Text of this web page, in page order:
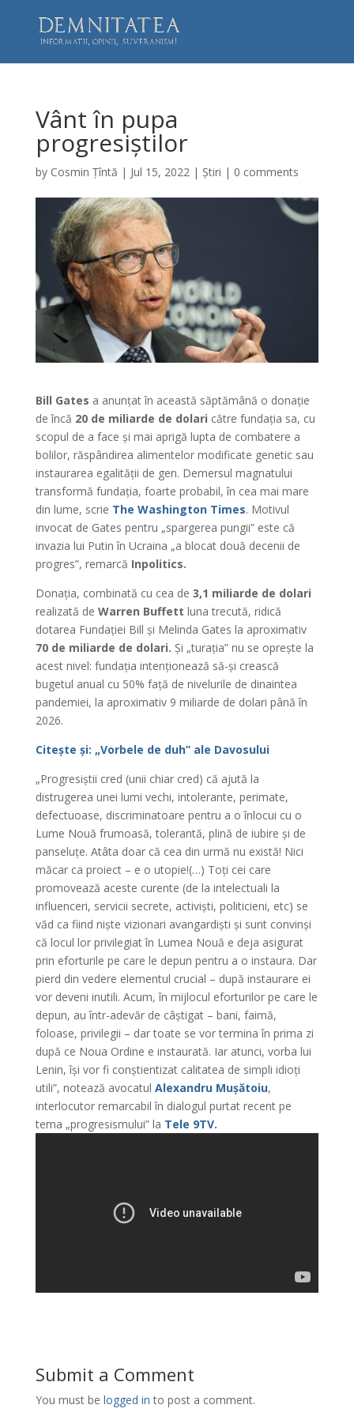
Vânt în pupa
progresiștilor
by Cosmin Țîntă | Jul 15, 2022| Știri | 0 comments
Bill Gates a anunțat în această săptămână o donație
de încă 20 de miliarde de dolari către fundația sa, cu
scopul de a face și mai aprigă lupta de combatere a
bolilor, răspândirea alimentelor modificate genetic sau
instaurarea egalității de gen. Demersul magnatului
transformă fundația, foarte probabil, în cea mai mare
din lume, scrie The Washington Times. Motivul
invocat de Gates pentru „spargerea pungii” este că
invazia lui Putin în Ucraina „a blocat două decenii de
progres”, remarcă Inpolitics.
Donația, combinată cu cea de 3,1 miliarde de dolari
realizată de Warren Buffett luna trecută, ridică
dotarea Fundației Bill și Melinda Gates la aproximativ
70 de miliarde de dolari. Și „turația” nu se oprește la
acest nivel: fundația intenționează să-și crească
bugetul anual cu 50% față de nivelurile de dinaintea
pandemiei, la aproximativ 9 miliarde de dolari până în
2026.
Citește și: „Vorbele de duh” ale Davosului
„Progresiștii cred (unii chiar cred) că ajută la
distrugerea unei lumi vechi, intolerante, perimate,
defectuoase, discriminatoare pentru a o înlocui cu o
Lume Nouă frumoasă, tolerantă, plină de iubire și de
panseluțe. Atâta doar că cea din urmă nu există! Nici
măcar ca proiect – e o utopie!(…) Toți cei care
promovează aceste curente (de la intelectuali la
influenceri, servicii secrete, activiști, politicieni, etc) se
văd ca fiind niște vizionari avangardiști și sunt convinși
că locul lor privilegiat în Lumea Nouă e deja asigurat
prin eforturile pe care le depun pentru a o instaura. Dar
pierd din vedere elementul crucial – după instaurare ei
vor deveni inutili. Acum, în mijlocul eforturilor pe care le
depun, au într-adevăr de câștigat – bani, faimă,
foloase, privilegii – dar toate se vor termina în prima zi
după ce Noua Ordine e instaurată. Iar atunci, vorba lui
Lenin, își vor fi conștientizat calitatea de simpli idioți
utili”, notează avocatul Alexandru Mușătoiu,
interlocutor remarcabil în dialogul purtat recent pe
tema „progresismului” la Tele 9TV.
Submit a Comment
You must be logged in to post a comment.